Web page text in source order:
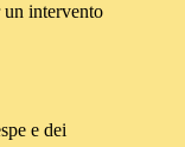
un intervento
e dei